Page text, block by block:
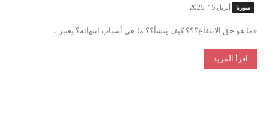
سوريا أبريل 15, 2025
فما هو حق الانتفاع؟؟؟ كيف ينشأ؟؟ ما هي أسباب انتهائه؟ يعتبر...
اقرأ المزيد